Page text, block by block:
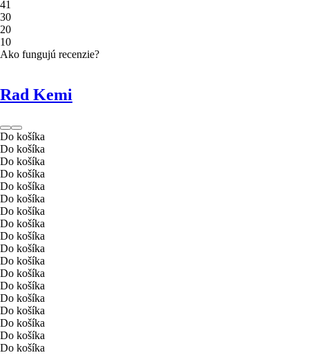
41
30
20
10
Ako fungujú recenzie?
Rad Kemi
Do košíka
Do košíka
Do košíka
Do košíka
Do košíka
Do košíka
Do košíka
Do košíka
Do košíka
Do košíka
Do košíka
Do košíka
Do košíka
Do košíka
Do košíka
Do košíka
Do košíka
Do košíka